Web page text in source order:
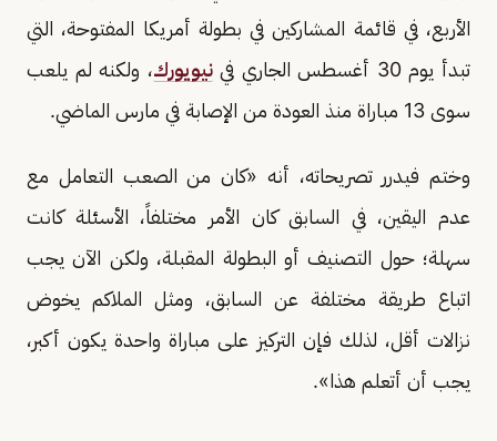
الأربع، في قائمة المشاركين في بطولة أمريكا المفتوحة، التي
تبدأ يوم 30 أغسطس الجاري في
نيويورك، ولكنه لم يلعب
سوى 13 مباراة منذ العودة من الإصابة في مارس الماضي.
وختم فيدرر تصريحاته، أنه «كان من الصعب التعامل مع
عدم اليقين، في السابق كان الأمر مختلفاً، الأسئلة كانت
سهلة؛ حول التصنيف أو البطولة المقبلة، ولكن الآن يجب
اتباع طريقة مختلفة عن السابق، ومثل الملاكم يخوض
نزالات أقل، لذلك فإن التركيز على مباراة واحدة يكون أكبر،
يجب أن أتعلم هذا».